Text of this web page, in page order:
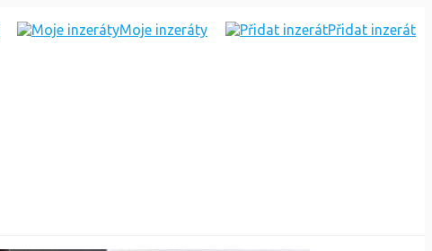
Moje inzeráty Přidat inzerát